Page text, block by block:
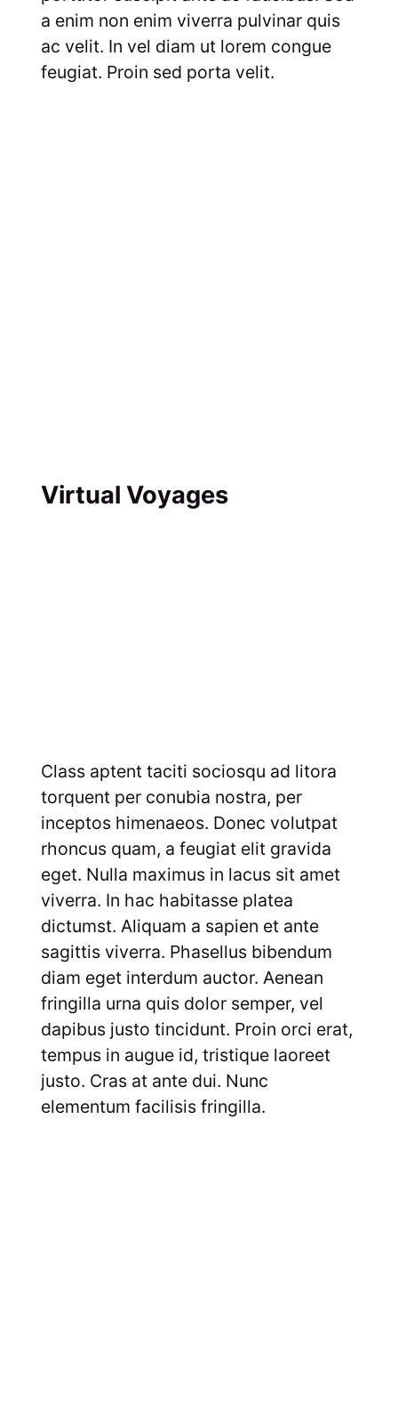
a enim non enim viverra pulvinar quis
ac velit. In vel diam ut lorem congue
feugiat. Proin sed porta velit.
Virtual Voyages
Class aptent taciti sociosqu ad litora
torquent per conubia nostra, per
inceptos himenaeos. Donec volutpat
rhoncus quam, a feugiat elit gravida
eget. Nulla maximus in lacus sit amet
viverra. In hac habitasse platea
dictumst. Aliquam a sapien et ante
sagittis viverra. Phasellus bibendum
diam eget interdum auctor. Aenean
fringilla urna quis dolor semper, vel
dapibus justo tincidunt. Proin orci erat,
tempus in augue id, tristique laoreet
justo. Cras at ante dui. Nunc
elementum facilisis fringilla.